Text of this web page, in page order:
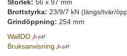
Storlek: 56 x 97 mm
Brottstyrka: 23/9/7 kN (längs/tvär/
Grindöppning: 254 mm
WallDO
Bruksanvisning